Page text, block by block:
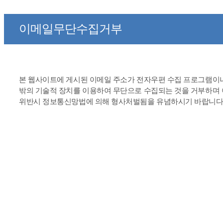
이메일무단수집거부
본 웹사이트에 게시된 이메일 주소가 전자우편 수집 프로그램이
밖의 기술적 장치를 이용하여 무단으로 수집되는 것을 거부하며
위반시 정보통신망법에 의해 형사처벌됨을 유념하시기 바랍니